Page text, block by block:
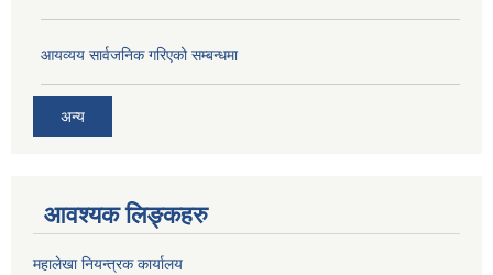
आयव्यय सार्वजनिक गरिएको सम्बन्धमा
अन्य
आवश्यक लिङ्कहरु
महालेखा नियन्त्रक कार्यालय